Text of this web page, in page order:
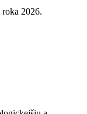
2026.